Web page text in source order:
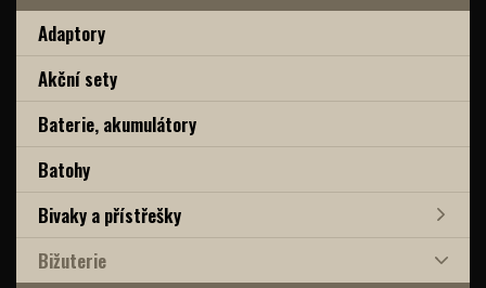
Adaptory
Akční sety
Baterie, akumulátory
Batohy
Bivaky a přístřešky
Bižuterie